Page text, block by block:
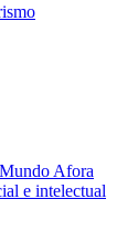
Afora
e intelectual